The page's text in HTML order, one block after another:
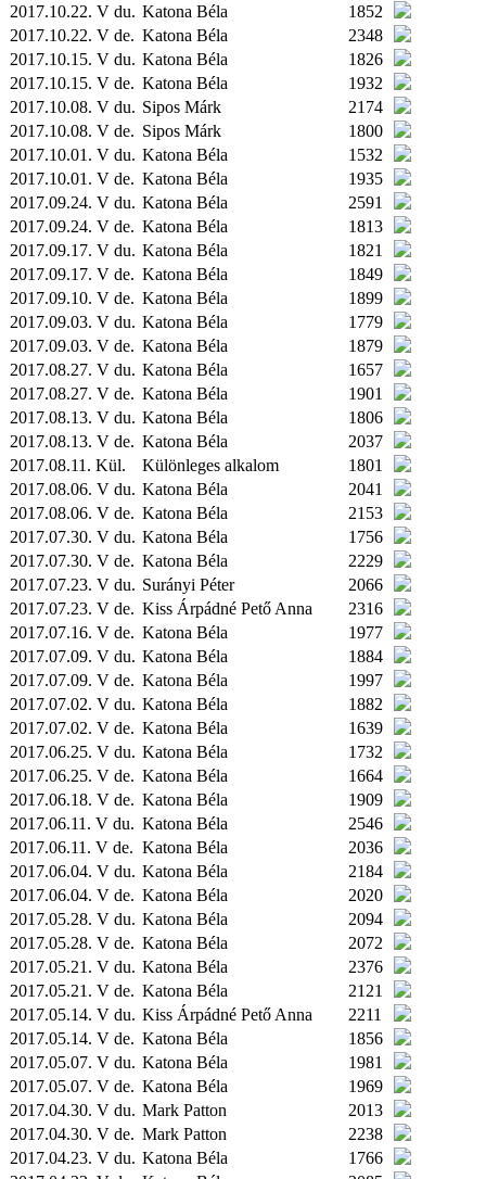
2017.10.22. V du. Katona Béla
1852
2017.10.22. V de. Katona Béla
2348
2017.10.15. V du. Katona Béla
1826
2017.10.15. V de. Katona Béla
1932
2017.10.08. V du. Sipos Márk
2174
2017.10.08. V de. Sipos Márk
1800
2017.10.01. V du. Katona Béla
1532
2017.10.01. V de. Katona Béla
1935
2017.09.24. V du. Katona Béla
2591
2017.09.24. V de. Katona Béla
1813
2017.09.17. V du. Katona Béla
1821
2017.09.17. V de. Katona Béla
1849
2017.09.10. V de. Katona Béla
1899
2017.09.03. V du. Katona Béla
1779
2017.09.03. V de. Katona Béla
1879
2017.08.27. V du. Katona Béla
1657
2017.08.27. V de. Katona Béla
1901
2017.08.13. V du. Katona Béla
1806
2017.08.13. V de. Katona Béla
2037
2017.08.11. Kül. Különleges alkalom
1801
2017.08.06. V du. Katona Béla
2041
2017.08.06. V de. Katona Béla
2153
2017.07.30. V du. Katona Béla
1756
2017.07.30. V de. Katona Béla
2229
2017.07.23. V du. Surányi Péter
2066
2017.07.23. V de. Kiss Árpádné Pető Anna
2316
2017.07.16. V de. Katona Béla
1977
2017.07.09. V du. Katona Béla
1884
2017.07.09. V de. Katona Béla
1997
2017.07.02. V du. Katona Béla
1882
2017.07.02. V de. Katona Béla
1639
2017.06.25. V du. Katona Béla
1732
2017.06.25. V de. Katona Béla
1664
2017.06.18. V de. Katona Béla
1909
2017.06.11. V du. Katona Béla
2546
2017.06.11. V de. Katona Béla
2036
2017.06.04. V du. Katona Béla
2184
2017.06.04. V de. Katona Béla
2020
2017.05.28. V du. Katona Béla
2094
2017.05.28. V de. Katona Béla
2072
2017.05.21. V du. Katona Béla
2376
2017.05.21. V de. Katona Béla
2121
2017.05.14. V du. Kiss Árpádné Pető Anna
2211
2017.05.14. V de. Katona Béla
1856
2017.05.07. V du. Katona Béla
1981
2017.05.07. V de. Katona Béla
1969
2017.04.30. V du. Mark Patton
2013
2017.04.30. V de. Mark Patton
2238
2017.04.23. V du. Katona Béla
1766